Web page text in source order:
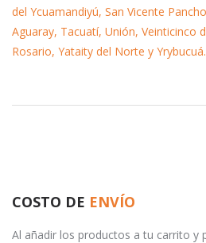
del Ycuamandiyú, San Vicente
Aguaray, Tacuatí, Unión, Veinticinco
Rosario, Yataity del Norte y Yrybucuá.
COSTO DE ENVÍO
Al añadir los productos a tu carrito y